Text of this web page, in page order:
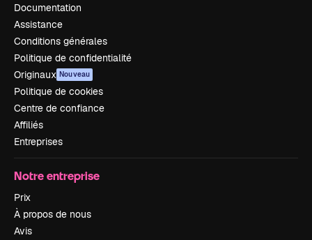
Documentation
Assistance
Conditions générales
Politique de confidentialité
Originaux Nouveau
Politique de cookies
Centre de confiance
Affiliés
Entreprises
Notre entreprise
Prix
À propos de nous
Avis